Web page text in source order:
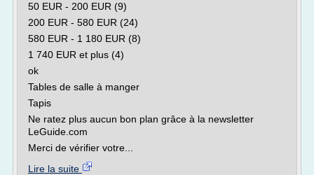
50 EUR - 200 EUR (9)
200 EUR - 580 EUR (24)
580 EUR - 1 180 EUR (8)
1 740 EUR et plus (4)
ok
Tables de salle à manger
Tapis
Ne ratez plus aucun bon plan grâce à la newsletter
LeGuide.com
Merci de vérifier votre...
Lire la suite